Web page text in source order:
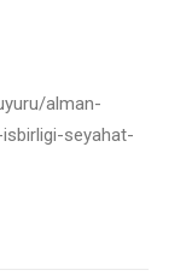
alman-
seyahat-